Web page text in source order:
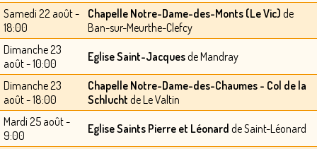
Samedi 22 août -
18:00
Chapelle Notre-Dame-des-Monts (Le Vic) de
Ban-sur-Meurthe-Clefcy
Dimanche 23
août - 10:00
Eglise Saint-Jacquesde Mandray
Dimanche 23
août - 18:00
Chapelle Notre-Dame-des-Chaumes - Col de la
Schlucht de Le Valtin
Mardi 25 août -
9:00
Eglise Saints Pierre et Léonard de Saint-Léonard